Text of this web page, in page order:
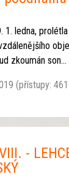
1. ledna,
zkoumán son...
(přístupy:
-